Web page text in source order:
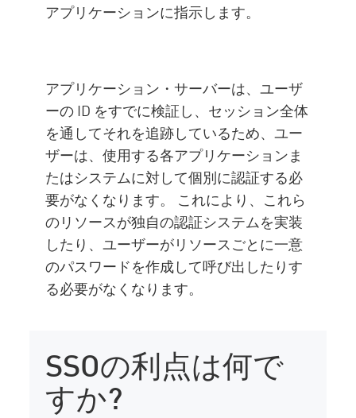
アプリケーションに指示します。
アプリケーション・サーバーは、ユーザ
ーの ID をすでに検証し、セッション全体
を通してそれを追跡しているため、ユー
ザーは、使用する各アプリケーションま
たはシステムに対して個別に認証する必
要がなくなります。 これにより、これら
のリソースが独自の認証システムを実装
したり、ユーザーがリソースごとに一意
のパスワードを作成して呼び出したりす
る必要がなくなります。
SSOの利点は何で
すか?